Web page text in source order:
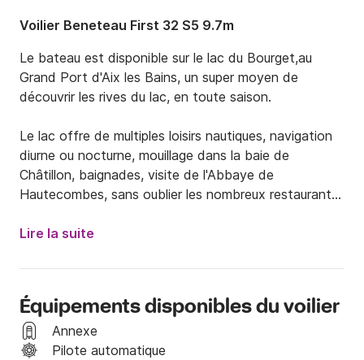
Voilier Beneteau First 32 S5 9.7m
Le bateau est disponible sur le lac du Bourget,au
Grand Port d'Aix les Bains, un super moyen de
découvrir les rives du lac, en toute saison.
Le lac offre de multiples loisirs nautiques, navigation
diurne ou nocturne, mouillage dans la baie de
Châtillon, baignades, visite de l'Abbaye de
Hautecombes, sans oublier les nombreux restaurants
ris, genois sur enrouleur, pilote auto, spi asymétrique.
le design intérieur est signé Philippe Starck.
La capacité est de 5 personnes à bord.
Gilets adultes et enfants disponibles.
Lire la suite
Équipements disponibles du voilier
Annexe
Pilote automatique